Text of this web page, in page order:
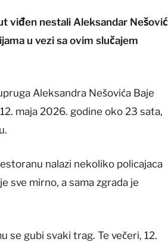
viđen nestali Aleksandar Nešović
u vezi sa ovim slučajem
Aleksandra Nešovića Baje
maja 2026. godine oko 23 sata,
nalazi nekoliko policajaca
sve mirno, a sama zgrada je
se gubi svaki trag. Te večeri, 12.